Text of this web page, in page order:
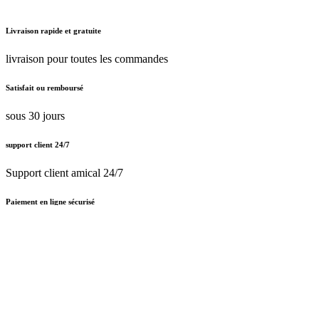
Livraison rapide et gratuite
livraison pour toutes les commandes
Satisfait ou remboursé
sous 30 jours
support client 24/7
Support client amical 24/7
Paiement en ligne sécurisé